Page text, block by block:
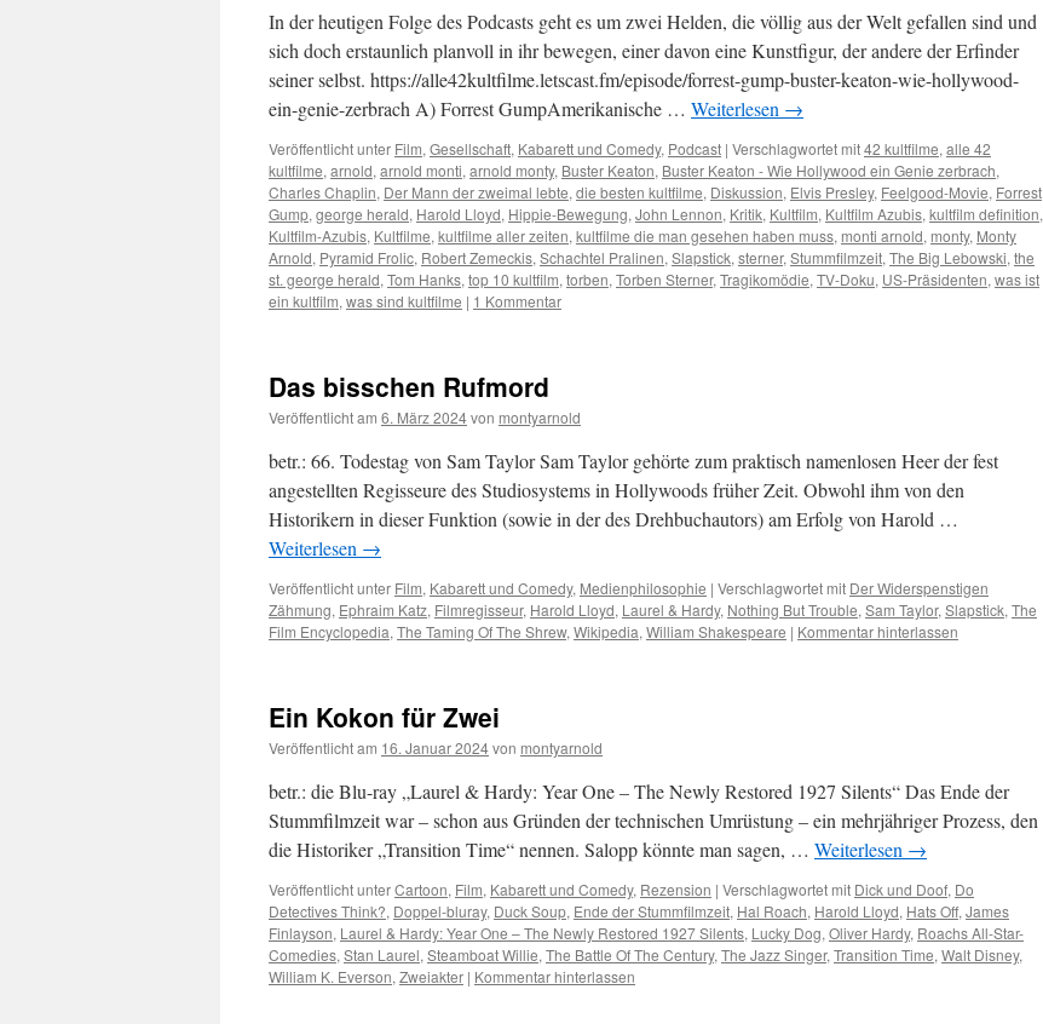
In der heutigen Folge des Podcasts geht es um zwei Helden, die völlig aus der Welt gefallen sind und
sich doch erstaunlich planvoll in ihr bewegen, einer davon eine Kunstfigur, der andere der Erfinder
seiner selbst. https://alle42kultfilme.letscast.fm/episode/forrest-gump-buster-keaton-wie-hollywood-
ein-genie-zerbrach A) Forrest GumpAmerikanische … Weiterlesen →
Veröffentlicht unter Film, Gesellschaft, Kabarett und Comedy, Podcast | Verschlagwortet mit42 kultfilme, alle 42
kultfilme, arnold, arnold monti, arnold monty, Buster Keaton, Buster Keaton - Wie Hollywood ein Genie zerbrach,
Charles Chaplin, Der Mann der zweimal lebte, die besten kultfilme, Diskussion, Elvis Presley, Feelgood-Movie, Forrest
Gump, george herald, Harold Lloyd, Hippie-Bewegung, John Lennon, Kritik, Kultfilm, Kultfilm Azubis, kultfilm definition,
Kultfilm-Azubis, Kultfilme, kultfilme aller zeiten, kultfilme die man gesehen haben muss, monti arnold, monty, Monty
Arnold, Pyramid Frolic, Robert Zemeckis, Schachtel Pralinen, Slapstick, sterner, Stummfilmzeit, The Big Lebowski, the
st. george herald, Tom Hanks, top 10 kultfilm, torben, Torben Sterner, Tragikomödie, TV-Doku, US-Präsidenten, was ist
ein kultfilm, was sind kultfilme | 1 Kommentar
Das bisschen Rufmord
Veröffentlicht am 6. März 2024von montyarnold
betr.: 66. Todestag von Sam Taylor Sam Taylor gehörte zum praktisch namenlosen Heer der fest
angestellten Regisseure des Studiosystems in Hollywoods früher Zeit. Obwohl ihm von den
Historikern in dieser Funktion (sowie in der des Drehbuchautors) am Erfolg von Harold …
Weiterlesen →
Veröffentlicht unter Film, Kabarett und Comedy, Medienphilosophie | Verschlagwortet mit Der Widerspenstigen
Zähmung, Ephraim Katz, Filmregisseur, Harold Lloyd, Laurel & Hardy, Nothing But Trouble, Sam Taylor, Slapstick, The
Film Encyclopedia, The Taming Of The Shrew, Wikipedia, William Shakespeare | Kommentar hinterlassen
Ein Kokon für Zwei
Veröffentlicht am 16. Januar 2024von montyarnold
betr.: die Blu-ray „Laurel & Hardy: Year One – The Newly Restored 1927 Silents“ Das Ende der
Stummfilmzeit war – schon aus Gründen der technischen Umrüstung – ein mehrjähriger Prozess, den
die Historiker „Transition Time“ nennen. Salopp könnte man sagen, … Weiterlesen →
Veröffentlicht unterCartoon, Film, Kabarett und Comedy, Rezension | Verschlagwortet mit Dick und Doof, Do
Detectives Think?, Doppel-bluray, Duck Soup, Ende der Stummfilmzeit, Hal Roach, Harold Lloyd, Hats Off, James
Finlayson, Laurel & Hardy: Year One – The Newly Restored 1927 Silents, Lucky Dog, Oliver Hardy, Roachs All-Star-
Comedies, Stan Laurel, Steamboat Willie, The Battle Of The Century, The Jazz Singer, Transition Time, Walt Disney,
William K. Everson, Zweiakter | Kommentar hinterlassen